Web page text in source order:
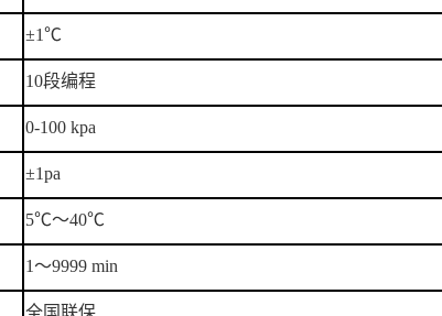
±1℃
10段编程
0-100 kpa
±1pa
5℃～40℃
1～9999 min